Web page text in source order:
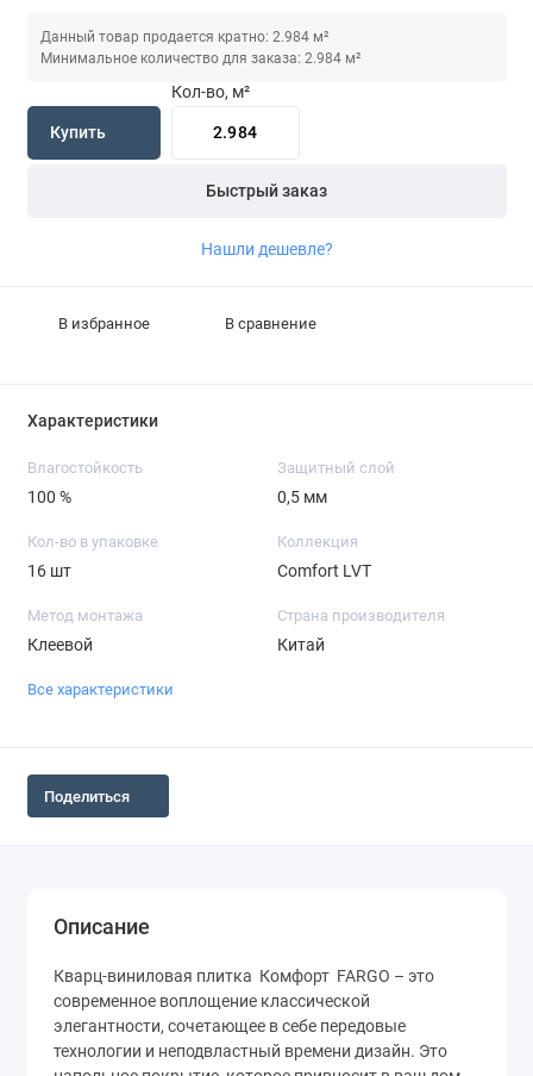
Данный товар продается кратно: 2.984 м²
Минимальное количество для заказа: 2.984 м²
Купить
Кол-во, м²
Быстрый заказ
Нашли дешевле?
В избранное В сравнение
Характеристики
Влагостойкость
100 %
Защитный слой
0,5 мм
Кол-во в упаковке
16 шт
Коллекция
Comfort LVT
Метод монтажа
Клеевой
Страна производителя
Китай
Все характеристики
Поделиться
Описание
Кварц-виниловая плитка  Комфорт
  FARGO – это
современное воплощение классической
элегантности, сочетающее в себе передовые
технологии и неподвластный времени дизайн. Это